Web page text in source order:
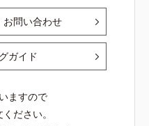
お問い合わせ
ガイド
ますので
ださい。